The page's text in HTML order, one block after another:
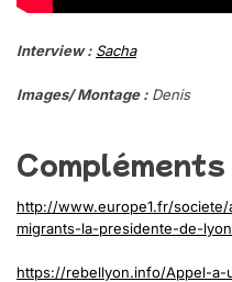
Interview : Sacha
Images/ Montage :Denis
Compléments
http://www.europe1.fr/
migrants-la-presidente-de-
https://rebellyon.info/Appel-